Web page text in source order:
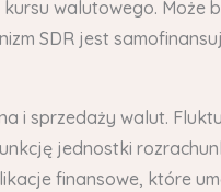
walutowego. Może
SDR jest
i sprzedaży walut.
jednostki
finansowe, które